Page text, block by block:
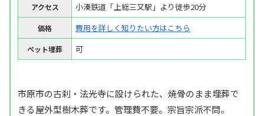
アクセス 小湊鉄道「上総三又駅」より徒歩20分
価格 費用を詳しく知りたい方はこちら
ペット埋葬 可
市原市の古刹・法光寺に設けられた、焼骨のまま埋葬で
きる屋外型樹木葬です。管理費不要。宗旨宗派不問。